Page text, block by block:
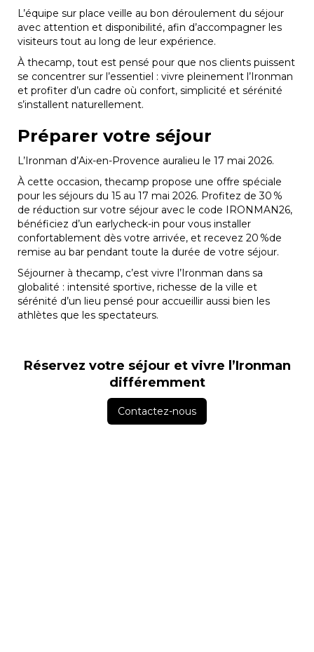
L’équipe sur place veille au bon déroulement du séjour
avec attention et disponibilité, afin d’accompagner les
visiteurs tout au long de leur expérience.
À thecamp, tout est pensé pour que nos clients puissent
se concentrer sur l’essentiel : vivre pleinement l’Ironman
et profiter d’un cadre où confort, simplicité et sérénité
s’installent naturellement.
Préparer votre séjour
L’Ironman d’Aix-en-Provence auralieu le 17 mai 2026.
À cette occasion, thecamp propose une offre spéciale
pour les séjours du 15 au 17 mai 2026. Profitez de 30 %
de réduction sur votre séjour avec le code IRONMAN26,
bénéficiez d’un earlycheck-in pour vous installer
confortablement dès votre arrivée, et recevez 20 %de
remise au bar pendant toute la durée de votre séjour.
Séjourner à thecamp, c’est vivre l’Ironman dans sa
globalité : intensité sportive, richesse de la ville et
sérénité d’un lieu pensé pour accueillir aussi bien les
athlètes que les spectateurs.
Réservez votre séjour et vivre l’Ironman
différemment
Contactez-nous